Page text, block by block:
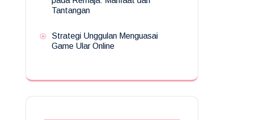
Tantangan
Strategi Unggulan Menguasai
Game Ular Online